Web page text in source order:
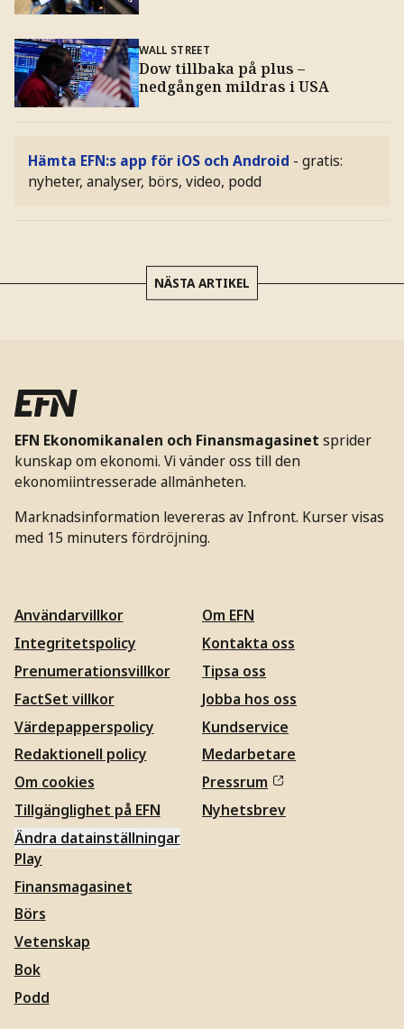
WALL STREET
Dow tillbaka på plus –
nedgången mildras i USA
Hämta EFN:s app för iOS och Android - gratis:
nyheter, analyser, börs, video, podd
NÄSTA ARTIKEL
EFN Ekonomikanalen och Finansmagasinet sprider
kunskap om ekonomi. Vi vänder oss till den
ekonomiintresserade allmänheten.
Marknadsinformation levereras av Infront. Kurser visas
med 15 minuters fördröjning.
Användarvillkor
Integritetspolicy
Prenumerationsvillkor
FactSet villkor
Värdepapperspolicy
Redaktionell policy
Om cookies
Tillgänglighet på EFN
Ändra datainställningar
Om EFN
Kontakta oss
Tipsa oss
Jobba hos oss
Kundservice
Medarbetare
Pressrum
Nyhetsbrev
Play
Finansmagasinet
Börs
Vetenskap
Bok
Podd